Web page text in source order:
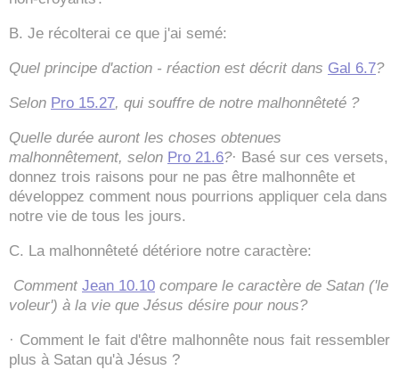
B. Je récolterai ce que j'ai semé:
Quel principe d'action - réaction est décrit dans Gal 6.7?
Selon Pro 15.27, qui souffre de notre malhonnêteté ?
Quelle durée auront les choses obtenues
malhonnêtement, selon Pro 21.6?· Basé sur ces versets,
donnez trois raisons pour ne pas être malhonnête et
développez comment nous pourrions appliquer cela dans
notre vie de tous les jours.
C. La malhonnêteté détériore notre caractère:
Comment Jean 10.10 compare le caractère de Satan ('le
voleur') à la vie que Jésus désire pour nous?
· Comment le fait d'être malhonnête nous fait ressembler
plus à Satan qu'à Jésus ?